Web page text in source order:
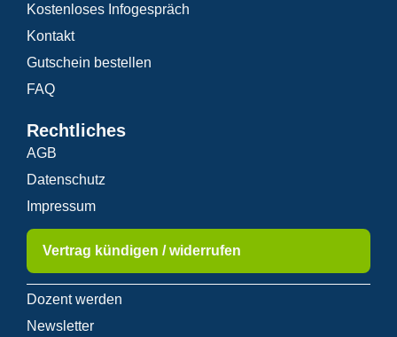
Kostenloses Infogespräch
Kontakt
Gutschein bestellen
FAQ
Rechtliches
AGB
Datenschutz
Impressum
Vertrag kündigen / widerrufen
Dozent werden
Newsletter